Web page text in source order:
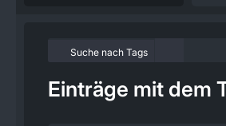
Suche nach Tags
Einträge mit dem